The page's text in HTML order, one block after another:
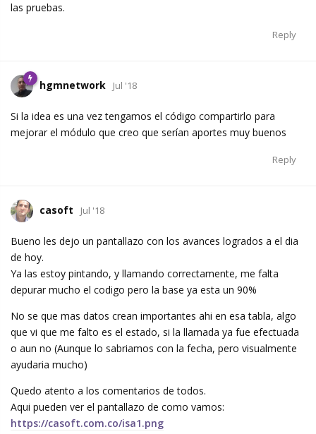
las pruebas.
Reply
hgmnetwork Jul '18
Si la idea es una vez tengamos el código compartirlo para
mejorar el módulo que creo que serían aportes muy buenos
Reply
casoft Jul '18
Bueno les dejo un pantallazo con los avances logrados a el dia
de hoy.
Ya las estoy pintando, y llamando correctamente, me falta
depurar mucho el codigo pero la base ya esta un 90%
No se que mas datos crean importantes ahi en esa tabla, algo
que vi que me falto es el estado, si la llamada ya fue efectuada
o aun no (Aunque lo sabriamos con la fecha, pero visualmente
ayudaria mucho)
Quedo atento a los comentarios de todos.
Aqui pueden ver el pantallazo de como vamos:
https://casoft.com.co/isa1.png